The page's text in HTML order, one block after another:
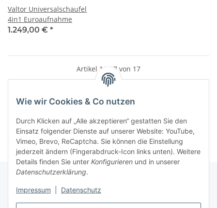
Wie wir Cookies & Co nutzen
Durch Klicken auf „Alle akzeptieren“ gestatten Sie den
Einsatz folgender Dienste auf unserer Website: YouTube,
Vimeo, Brevo, ReCaptcha. Sie können die Einstellung
jederzeit ändern (Fingerabdruck-Icon links unten). Weitere
Details finden Sie unter Konfigurieren und in unserer
Datenschutzerklärung.
Impressum Datenschutz
Valtor Universalschaufel
4in1 Euroaufnahme
1.249,00 € *
Artikel 1 - 17 von 17
Kategorien